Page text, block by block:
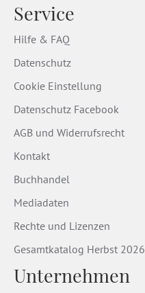
Service
Hilfe & FAQ
Datenschutz
Cookie Einstellung
Datenschutz Facebook
AGB und Widerrufsrecht
Kontakt
Buchhandel
Mediadaten
Rechte und Lizenzen
Gesamtkatalog Herbst 2026
Unternehmen